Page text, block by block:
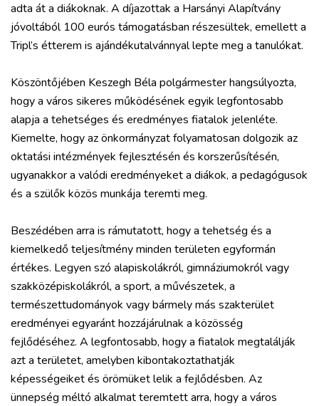
RÉGIÓ
SPORT
KULTÚRA
MIX
adta át a diákoknak. A díjazottak a Harsányi Alapítvány
jóvoltából 100 eurós támogatásban részesültek, emellett a
Tripl’s étterem is ajándékutalvánnyal lepte meg a tanulókat.
Köszöntőjében Keszegh Béla polgármester hangsúlyozta,
hogy a város sikeres működésének egyik legfontosabb
alapja a tehetséges és eredményes fiatalok jelenléte.
Kiemelte, hogy az önkormányzat folyamatosan dolgozik az
oktatási intézmények fejlesztésén és korszerűsítésén,
ugyanakkor a valódi eredményeket a diákok, a pedagógusok
és a szülők közös munkája teremti meg.
Beszédében arra is rámutatott, hogy a tehetség és a
kiemelkedő teljesítmény minden területen egyformán
értékes. Legyen szó alapiskolákról, gimnáziumokról vagy
szakközépiskolákról, a sport, a művészetek, a
természettudományok vagy bármely más szakterület
eredményei egyaránt hozzájárulnak a közösség
fejlődéséhez. A legfontosabb, hogy a fiatalok megtalálják
azt a területet, amelyben kibontakoztathatják
képességeiket és örömüket lelik a fejlődésben. Az
ünnepség méltó alkalmat teremtett arra, hogy a város